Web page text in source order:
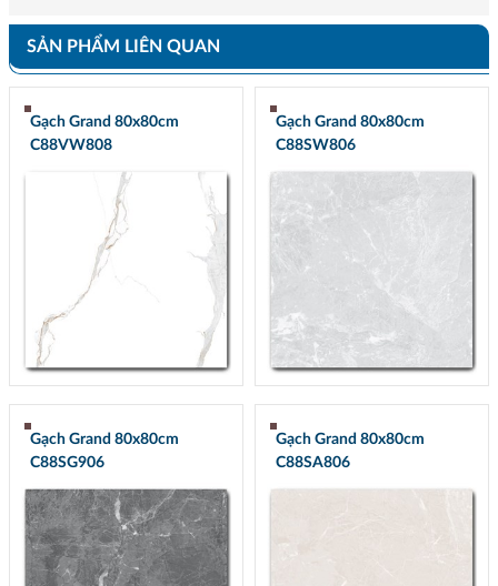
SẢN PHẨM LIÊN QUAN
Gạch Grand 80x80cm
C88VW808
Gạch Grand 80x80cm
C88SW806
Gạch Grand 80x80cm
C88SG906
Gạch Grand 80x80cm
C88SA806